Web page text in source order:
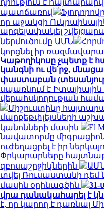
պատճառով
որ աջակցի
արգելափակել
ներմուծումը ԱՄՆ
կորցնել իր
Կաթողիկոսը չպետք է
կանգնի ու վե՛րջ,
փաստաբան
սպառնում է
վերահսկողության
Միշուստինը
մարքեթփլեյսների
կանոնների մասին
El
նավատորմը
ուժեղացրել է իր
Փրկարարները
զբոսաշրջիկներին
տվել Ռուսաստանի
մասին օրինագծին
վրա դանակահարել է
է, որ կարող է դառնալ